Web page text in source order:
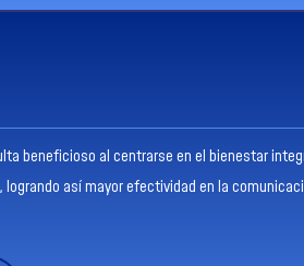
beneficioso al centrarse en el bienestar
así mayor efectividad en la